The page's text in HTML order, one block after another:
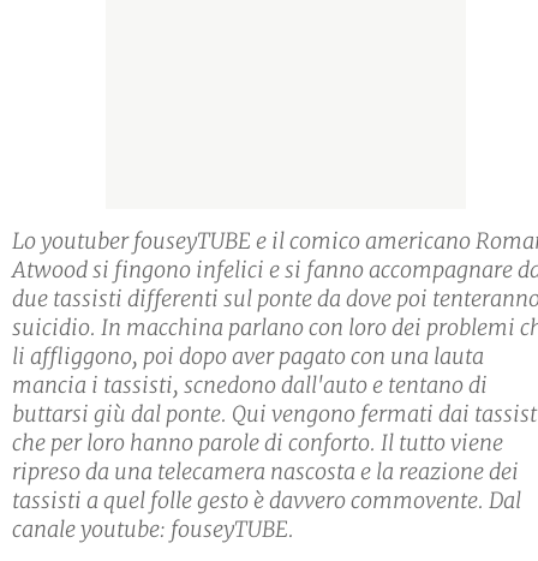
Lo youtuber fouseyTUBE e il comico americano
Atwood si fingono infelici e si fanno accompagnare
due tassisti differenti sul ponte da dove poi
suicidio. In macchina parlano con loro dei problemi
li affliggono, poi dopo aver pagato con una lauta
mancia i tassisti, scnedono dall'auto e tentano di
buttarsi giù dal ponte. Qui vengono fermati dai
che per loro hanno parole di conforto. Il tutto viene
ripreso da una telecamera nascosta e la reazione dei
tassisti a quel folle gesto è davvero commovente. Dal
canale youtube: fouseyTUBE.